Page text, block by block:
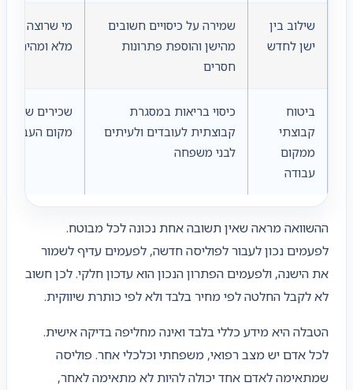
שילוב בין
ישן לחדש
שמירה על כיסויים חשובים
מהישן והוספת פתרונות
חסרים
מי שרוצה
מלא ומהיר
ביטוח
קבוצתי
ממקום
עבודה
כיסוי בריאות במסגרת
קבוצתית לעובדים ולעיתים
לבני משפחה
שכירים
מקום העבודה
ההשוואה מראה שאין תשובה אחת נכונה לכל מבוטח.
לפעמים נכון לעבור לפוליסה חדשה, לפעמים עדיף לשמור
את הישנה, ולפעמים הפתרון הנכון הוא עדכון חלקי. לכן חשוב
לא לקבל החלטה לפי מחיר בלבד ולא לפי כותרת שיווקית.
הטבלה היא מידע כללי בלבד ואינה מחליפה בדיקה אישית.
לכל אדם יש מצב רפואי, משפחתי וכלכלי אחר. פוליסה
שמתאימה לאדם אחד יכולה להיות לא מתאימה לאחר,